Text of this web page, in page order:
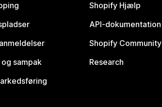
sampak
Shopify Hjælp
API-dokumentation
Shopify Community
Research